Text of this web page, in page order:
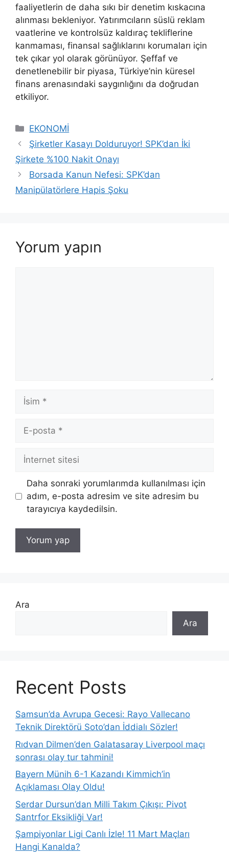
faaliyetlerin de daha sıkı bir denetim kıskacına
alınması bekleniyor. Yatırımcıların süslü reklam
vaatlerine ve kontrolsüz kaldıraç tekliflerine
kanmaması, finansal sağlıklarını korumaları için
tek çıkar yol olarak görünüyor. Şeffaf ve
denetlenebilir bir piyasa, Türkiye’nin küresel
finans arenasındaki saygınlığını da doğrudan
etkiliyor.
Kategoriler
EKONOMİ
Şirketler Kasayı Dolduruyor! SPK’dan İki
Şirkete %100 Nakit Onayı
Borsada Kanun Nefesi: SPK’dan
Manipülatörlere Hapis Şoku
Yorum yapın
İsim
posta
İnternet
sitesi
Daha sonraki yorumlarımda kullanılması için
adım, e-posta adresim ve site adresim bu
tarayıcıya kaydedilsin.
Ara
Ara
Recent Posts
Samsun’da Avrupa Gecesi: Rayo Vallecano
Teknik Direktörü Soto’dan İddialı Sözler!
Rıdvan Dilmen’den Galatasaray Liverpool maçı
sonrası olay tur tahmini!
Bayern Münih 6-1 Kazandı Kimmich’in
Açıklaması Olay Oldu!
Serdar Dursun’dan Milli Takım Çıkışı: Pivot
Santrfor Eksikliği Var!
Şampiyonlar Ligi Canlı İzle! 11 Mart Maçları
Hangi Kanalda?